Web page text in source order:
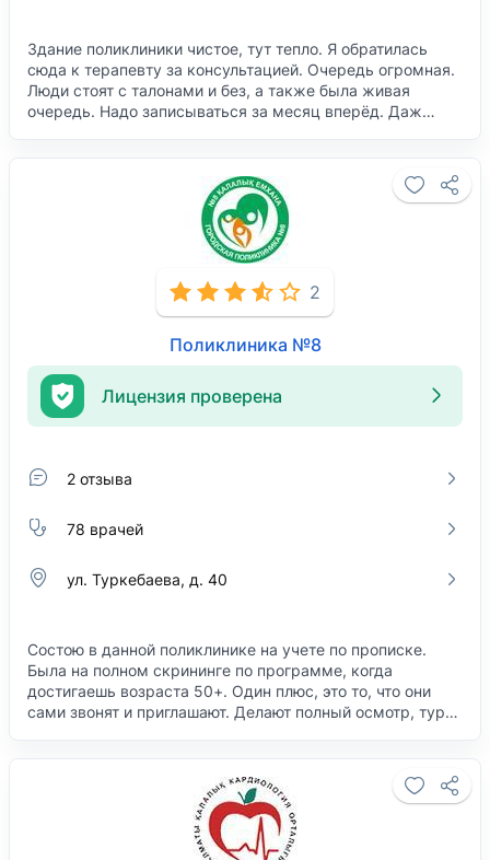
Здание поликлиники чистое, тут тепло. Я обратилась
сюда к терапевту за консультацией. Очередь огромная.
Люди стоят с талонами и без, а также была живая
очередь. Надо записываться за месяц вперёд. Даж…
2
Поликлиника №8
Лицензия проверена
2 отзыва
78 врачей
ул. Туркебаева, д. 40
Состою в данной поликлинике на учете по прописке.
Была на полном скрининге по программе, когда
достигаешь возраста 50+. Один плюс, это то, что они
сами звонят и приглашают. Делают полный осмотр, тур…